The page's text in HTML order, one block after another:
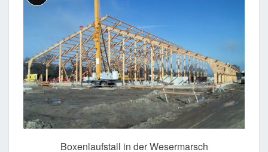
Boxenlaufstall in der Wesermarsch